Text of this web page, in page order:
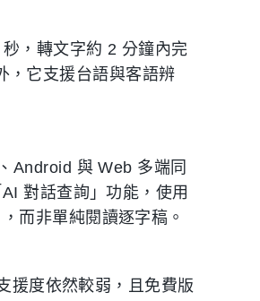
，轉文字約 2 分鐘內完
，它支援台語與客語辨
Android 與 Web 多端同
對話查詢」功能，使用
而非單純閱讀逐字稿。
援度依然較弱，且免費版